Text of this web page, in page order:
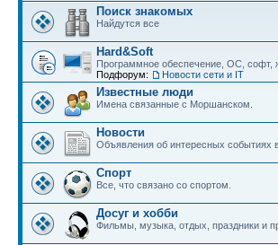
Поиск знакомых
Найдутся все
Hard&Soft
Программное обеспечение, ОС, софт,
Подфорум:
Новости сети и IT
Известные люди
Имена связанные с Моршанском.
Новости
Объявления об интересных событиях
Спорт
Все, что связано со спортом.
Досуг и хобби
Фильмы, музыка, отдых, праздники и